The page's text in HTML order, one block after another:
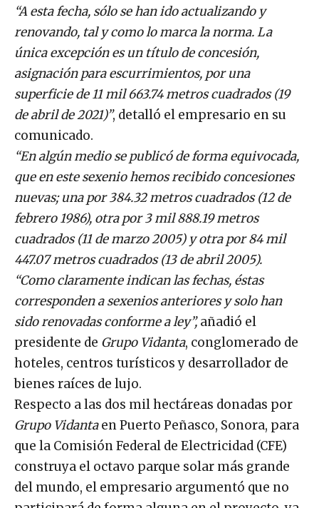
“A esta fecha, sólo se han ido actualizando y
renovando, tal y como lo marca la norma. La
única excepción es un título de concesión,
asignación para escurrimientos, por una
superficie de 11 mil 663.74 metros cuadrados (19
de abril de 2021)”, detalló el empresario en su
comunicado.
“En algún medio se publicó de forma equivocada,
que en este sexenio hemos recibido concesiones
nuevas; una por 384.32 metros cuadrados (12 de
febrero 1986), otra por 3 mil 888.19 metros
cuadrados (11 de marzo 2005) y otra por 84 mil
447.07 metros cuadrados (13 de abril 2005).
“Como claramente indican las fechas, éstas
corresponden a sexenios anteriores y solo han
sido renovadas conforme a ley”,añadió el
presidente de Grupo Vidanta, conglomerado de
hoteles, centros turísticos y desarrollador de
bienes raíces de lujo.
Respecto a las dos mil hectáreas donadas por
Grupo Vidantaen Puerto Peñasco, Sonora, para
que la Comisión Federal de Electricidad (CFE)
construya el octavo parque solar más grande
del mundo, el empresario argumentó que no